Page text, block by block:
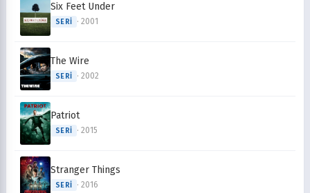
Six Feet Under
SERI · 2001
The Wire
SERI · 2002
Patriot
SERI · 2015
Stranger Things
SERI · 2016